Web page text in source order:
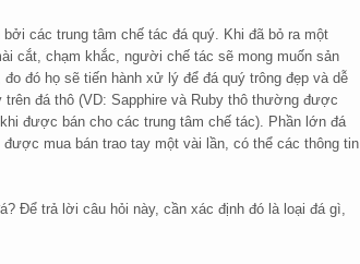
các trung tâm chế tác đá quý. Khi đã bỏ ra một
cắt, chạm khắc, người chế tác sẽ mong muốn sản
đó họ sẽ tiến hành xử lý để đá quý trông đẹp và dễ
đá thô (VD: Sapphire và Ruby thô thường được
được bán cho các trung tâm chế tác). Phần lớn đá
mua bán trao tay một vài lần, có thể các thông tin
Để trả lời câu hỏi này, cần xác định đó là loại đá gì,